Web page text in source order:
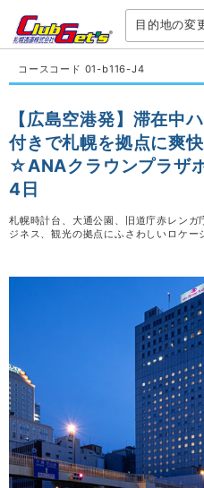
目的地の変
コースコード 01-b116-J4
【広島空港発】滞在中
付きで札幌を拠点に爽
☆ANAクラウンプラザ
4日
札幌時計台、大通公園、旧道庁赤レン
ジネス、観光の拠点にふさわしいロケー